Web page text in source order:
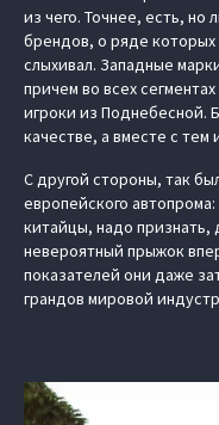
из чего. Точнее, есть,
брендов, о ряде которых
слыхивал. Западные
причем во всех
игроки из Поднебесной.
качестве, а вместе с тем
С другой стороны, так
европейского
китайцы, надо
невероятный прыжок
показателей они даже
грандов мировой